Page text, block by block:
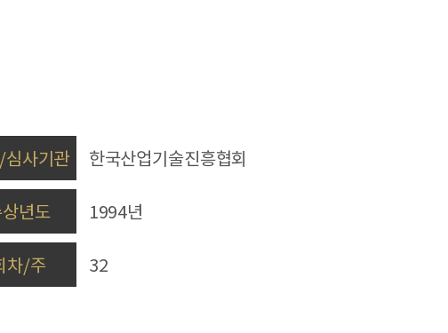
사기관 한국산업기술진흥협회
년도 1994년
차/주 32